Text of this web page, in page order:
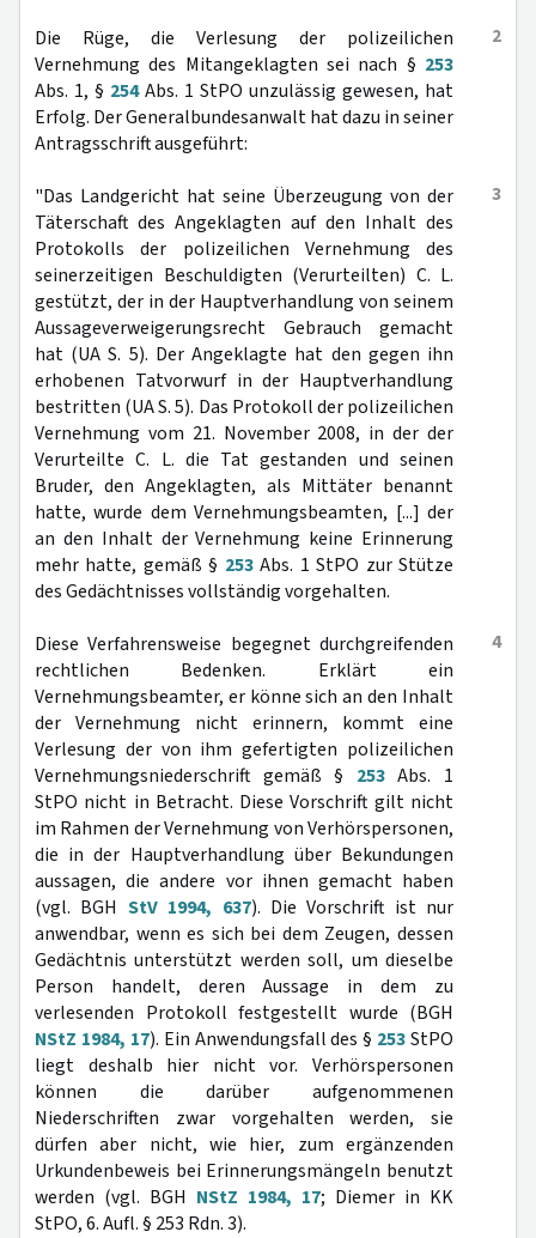
2
Die Rüge, die Verlesung der polizeilichen
Vernehmung des Mitangeklagten sei nach § 253
Abs. 1, § 254Abs. 1 StPO unzulässig gewesen, hat
Erfolg. Der Generalbundesanwalt hat dazu in seiner
Antragsschrift ausgeführt:
3
"Das Landgericht hat seine Überzeugung von der
Täterschaft des Angeklagten auf den Inhalt des
Protokolls der polizeilichen Vernehmung des
seinerzeitigen Beschuldigten (Verurteilten) C. L.
gestützt, der in der Hauptverhandlung von seinem
Aussageverweigerungsrecht Gebrauch gemacht
hat (UA S. 5). Der Angeklagte hat den gegen ihn
erhobenen Tatvorwurf in der Hauptverhandlung
bestritten (UA S. 5). Das Protokoll der polizeilichen
Vernehmung vom 21. November 2008, in der der
Verurteilte C. L. die Tat gestanden und seinen
Bruder, den Angeklagten, als Mittäter benannt
hatte, wurde dem Vernehmungsbeamten, [...] der
an den Inhalt der Vernehmung keine Erinnerung
mehr hatte, gemäß § 253Abs. 1 StPO zur Stütze
des Gedächtnisses vollständig vorgehalten.
4
Diese Verfahrensweise begegnet durchgreifenden
rechtlichen Bedenken. Erklärt ein
Vernehmungsbeamter, er könne sich an den Inhalt
der Vernehmung nicht erinnern, kommt eine
Verlesung der von ihm gefertigten polizeilichen
Vernehmungsniederschrift gemäß § 253Abs. 1
StPO nicht in Betracht. Diese Vorschrift gilt nicht
im Rahmen der Vernehmung von Verhörspersonen,
die in der Hauptverhandlung über Bekundungen
aussagen, die andere vor ihnen gemacht haben
(vgl. BGH StV 1994, 637). Die Vorschrift ist nur
anwendbar, wenn es sich bei dem Zeugen, dessen
Gedächtnis unterstützt werden soll, um dieselbe
Person handelt, deren Aussage in dem zu
verlesenden Protokoll festgestellt wurde (BGH
NStZ 1984, 17). Ein Anwendungsfall des § 253StPO
liegt deshalb hier nicht vor. Verhörspersonen
können die darüber aufgenommenen
Niederschriften zwar vorgehalten werden, sie
dürfen aber nicht, wie hier, zum ergänzenden
Urkundenbeweis bei Erinnerungsmängeln benutzt
werden (vgl. BGH NStZ 1984, 17; Diemer in KK
StPO, 6. Aufl. § 253 Rdn. 3).